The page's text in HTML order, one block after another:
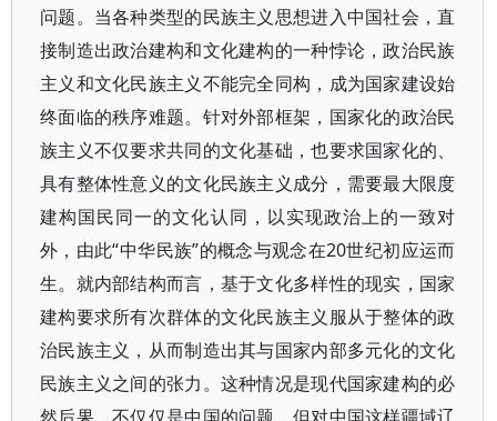
问题。当各种类型的民族主义思想进入中国社会，直
接制造出政治建构和文化建构的一种悖论，政治民族
主义和文化民族主义不能完全同构，成为国家建设始
终面临的秩序难题。针对外部框架，国家化的政治民
族主义不仅要求共同的文化基础，也要求国家化的、
具有整体性意义的文化民族主义成分，需要最大限度
建构国民同一的文化认同，以实现政治上的一致对
外，由此“中华民族”的概念与观念在20世纪初应运而
生。就内部结构而言，基于文化多样性的现实，国家
建构要求所有次群体的文化民族主义服从于整体的政
治民族主义，从而制造出其与国家内部多元化的文化
民族主义之间的张力。这种情况是现代国家建构的必